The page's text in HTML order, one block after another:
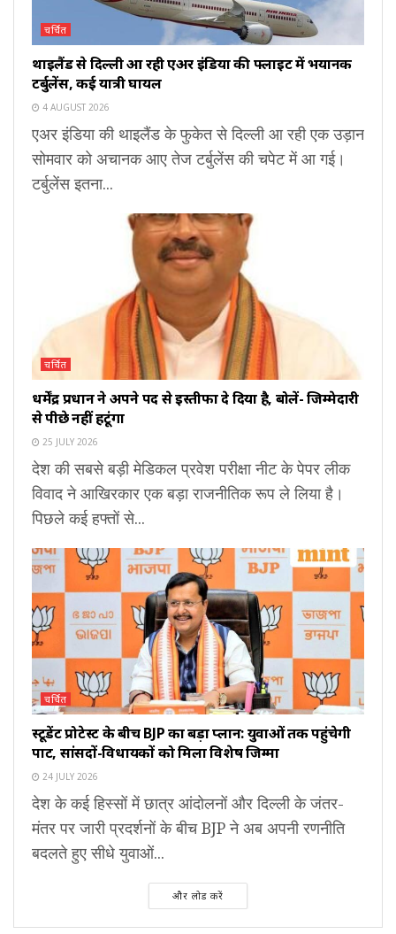
चर्चित
थाइलैंड से दिल्ली आ रही एअर इंडिया की फ्लाइट में भयानक
टर्बुलेंस, कई यात्री घायल
4 AUGUST 2026
एअर इंडिया की थाइलैंड के फुकेत से दिल्ली आ रही एक उड़ान
सोमवार को अचानक आए तेज टर्बुलेंस की चपेट में आ गई।
टर्बुलेंस इतना...
चर्चित
धर्मेंद्र प्रधान ने अपने पद से इस्तीफा दे दिया है, बोलें- जिम्मेदारी
से पीछे नहीं हटूंगा
25 JULY 2026
देश की सबसे बड़ी मेडिकल प्रवेश परीक्षा नीट के पेपर लीक
विवाद ने आखिरकार एक बड़ा राजनीतिक रूप ले लिया है।
पिछले कई हफ्तों से...
चर्चित
स्टूडेंट प्रोटेस्ट के बीच BJP का बड़ा प्लान: युवाओं तक पहुंचेगी
पार्टी, सांसदों-विधायकों को मिला विशेष जिम्मा
24 JULY 2026
देश के कई हिस्सों में छात्र आंदोलनों और दिल्ली के जंतर-
मंतर पर जारी प्रदर्शनों के बीच BJP ने अब अपनी रणनीति
बदलते हुए सीधे युवाओं...
और लोड करें